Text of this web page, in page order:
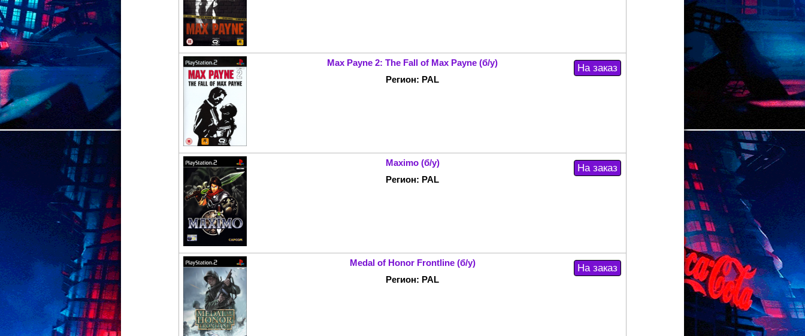
Max Payne 2: The Fall of Max Payne (б/у)
Регион: PAL
Maximo (б/у)
Регион: PAL
Medal of Honor Frontline (б/у)
Регион: PAL